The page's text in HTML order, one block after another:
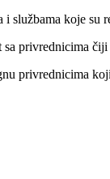
službama koje su
sa privrednicima
privrednicima